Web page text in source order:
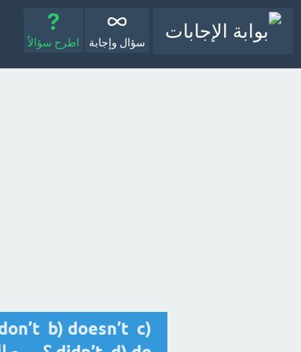
سؤال وإجابة اطرح سؤالاً
b) doesn’t c)